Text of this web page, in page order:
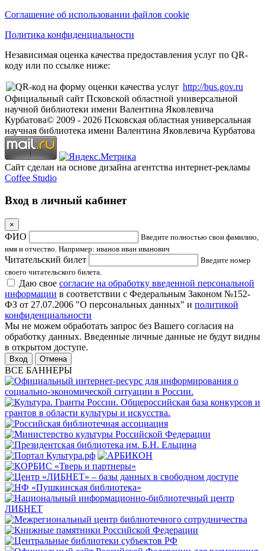
Соглашение об использовании файлов cookie
Политика конфиденциальности
Независимая оценка качества предоставления услуг по QR-
коду или по ссылке ниже:
http://bus.gov.ru
Официальный сайт Псковской областной универсальной
научной библиотеки имени Валентина Яковлевича
Курбатова© 2009 - 2026 Псковская областная универсальная
научная библиотека имени Валентина Яковлевича Курбатова
Сайт сделан на основе дизайна агентства интернет-рекламы
Coffee Studio
Вход в личный кабинет
×
ФИО
Введите полностью свои фамилию,
имя и отчество. Например: иванов иван иванович
Читательский билет
Введите номер
своего читательского билета.
Даю свое согласие на обработку введенной персональной
информации в соответствии с Федеральным Законом №152-
ФЗ от 27.07.2006 "О персональных данных" и политикой
конфиденциальности
Мы не можем обработать запрос без Вашего согласия на
обработку данных. Введенные личные данные не будут видны
в открытом доступе.
Отмена
ВСЕ БАННЕРЫ